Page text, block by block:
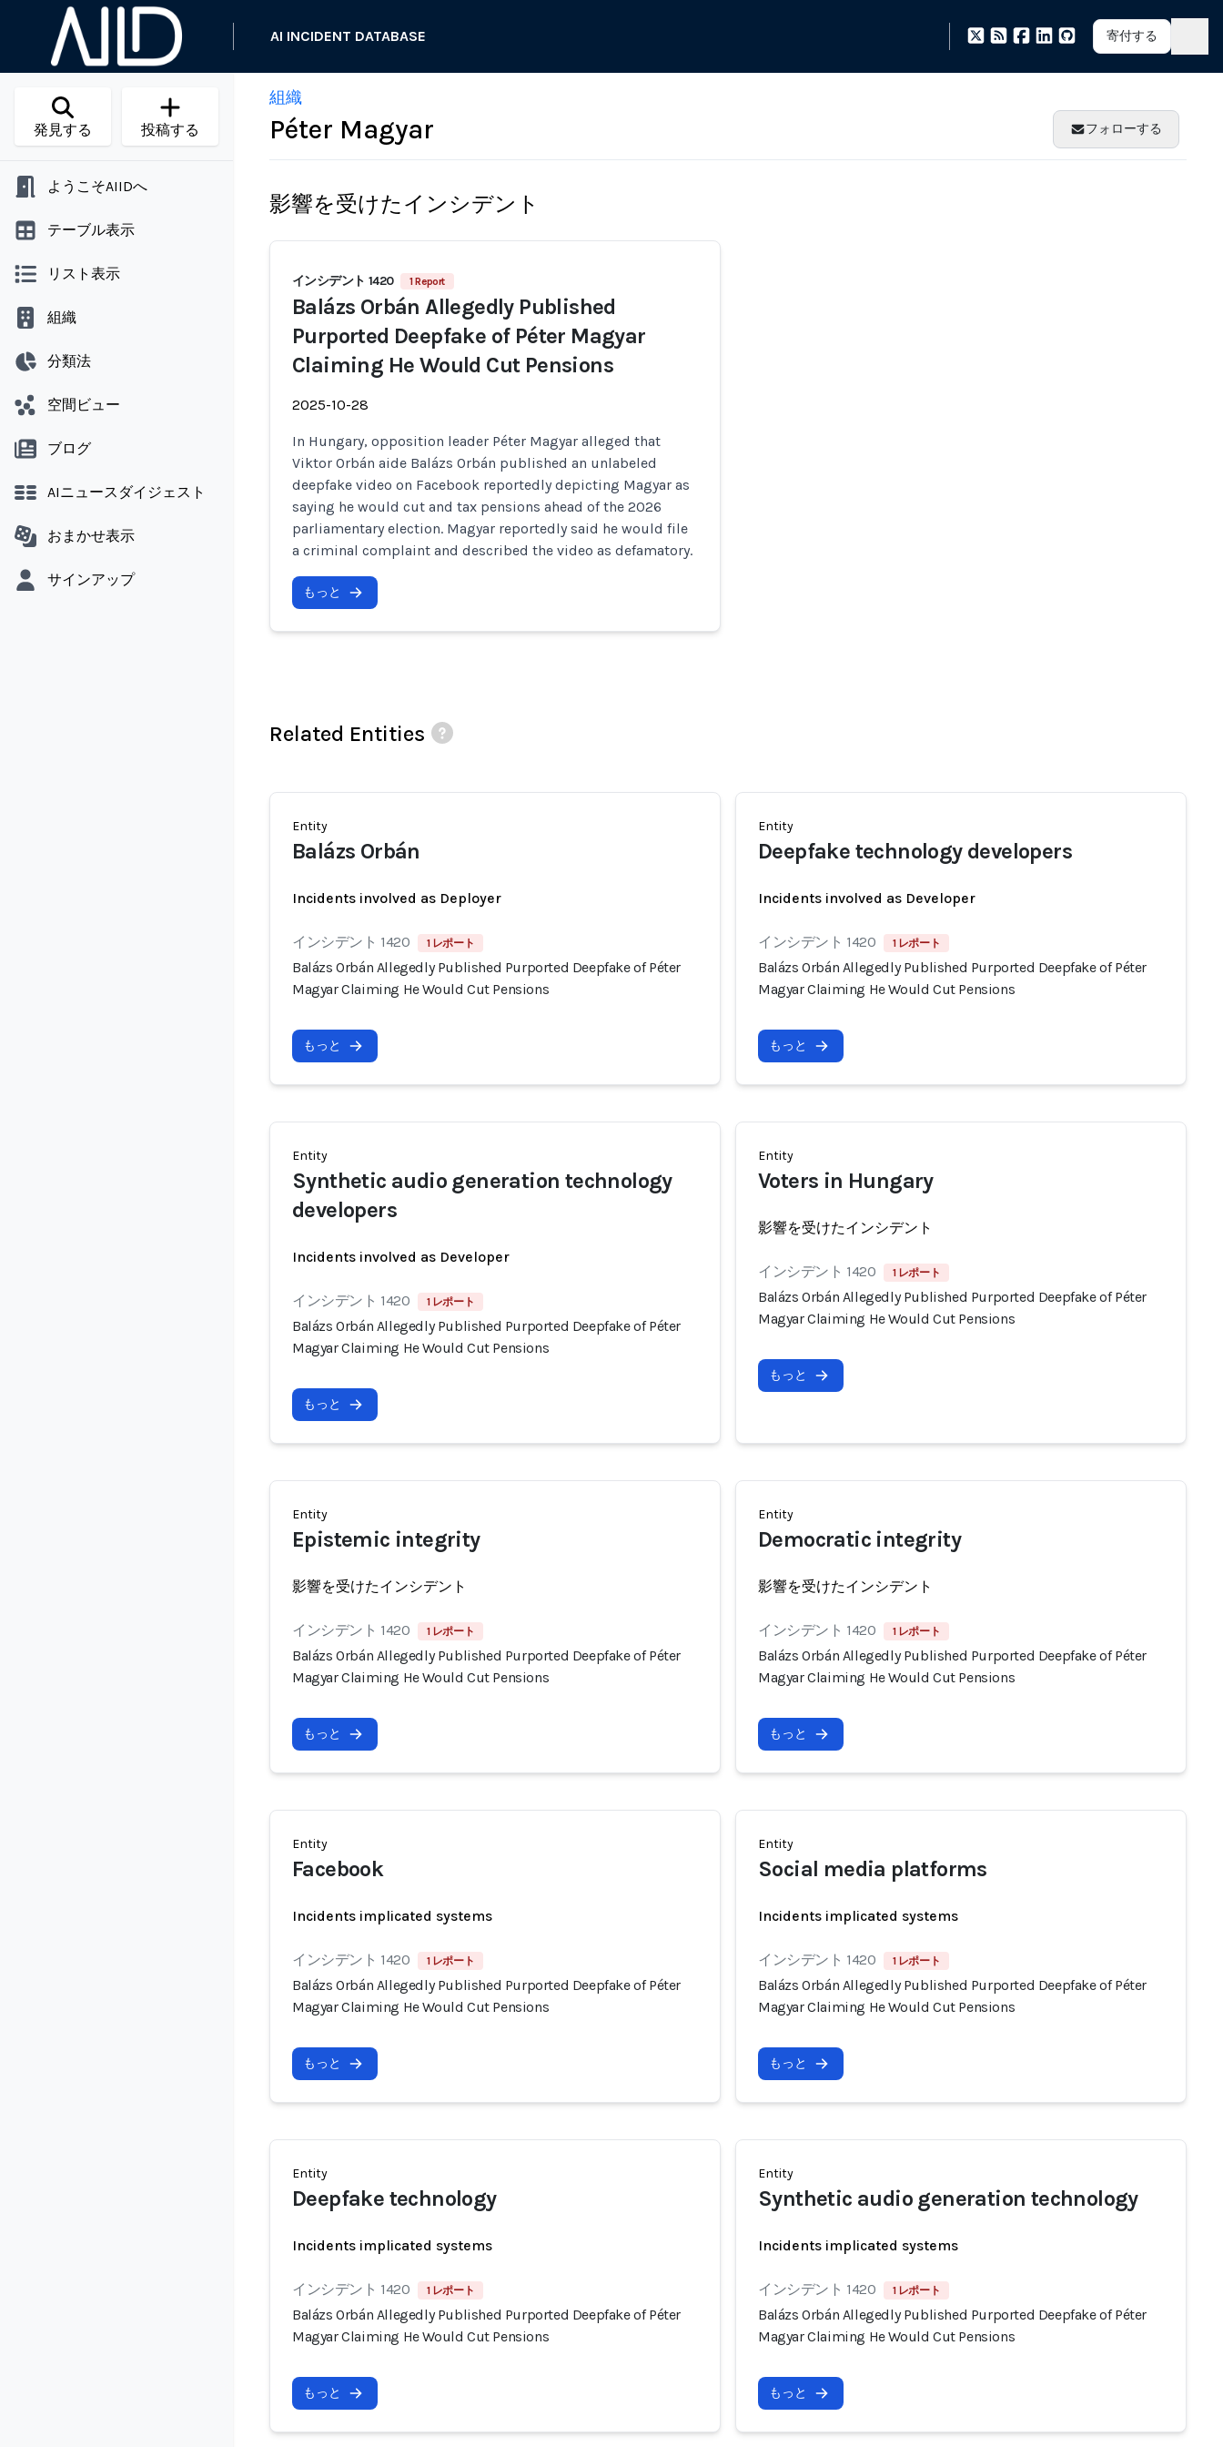
AI INCIDENT DATABASE 寄付する
発見する 投稿する
ようこそAIIDへ
テーブル表示
リスト表示
組織
分類法
空間ビュー
ブログ
AIニュースダイジェスト
おまかせ表示
サインアップ
組織
Péter Magyar フォローする
影響を受けたインシデント
インシデント 1420 1 Report
Balázs Orbán Allegedly Published
Purported Deepfake of Péter Magyar
Claiming He Would Cut Pensions
2025-10-28
In Hungary, opposition leader Péter Magyar alleged that
Viktor Orbán aide Balázs Orbán published an unlabeled
deepfake video on Facebook reportedly depicting Magyar as
saying he would cut and tax pensions ahead of the 2026
parliamentary election. Magyar reportedly said he would file
a criminal complaint and described the video as defamatory.
もっと
Related Entities
Entity
Balázs Orbán
Incidents involved as Deployer
インシデント 1420 1 レポート
Balázs Orbán Allegedly Published Purported Deepfake of Péter
Magyar Claiming He Would Cut Pensions
もっと
Entity
Deepfake technology developers
Incidents involved as Developer
インシデント 1420 1 レポート
Balázs Orbán Allegedly Published Purported Deepfake of Péter
Magyar Claiming He Would Cut Pensions
もっと
Entity
Synthetic audio generation technology
developers
Incidents involved as Developer
インシデント 1420 1 レポート
Balázs Orbán Allegedly Published Purported Deepfake of Péter
Magyar Claiming He Would Cut Pensions
もっと
Entity
Voters in Hungary
影響を受けたインシデント
インシデント 1420 1 レポート
Balázs Orbán Allegedly Published Purported Deepfake of Péter
Magyar Claiming He Would Cut Pensions
もっと
Entity
Epistemic integrity
影響を受けたインシデント
インシデント 1420 1 レポート
Balázs Orbán Allegedly Published Purported Deepfake of Péter
Magyar Claiming He Would Cut Pensions
もっと
Entity
Democratic integrity
影響を受けたインシデント
インシデント 1420 1 レポート
Balázs Orbán Allegedly Published Purported Deepfake of Péter
Magyar Claiming He Would Cut Pensions
もっと
Entity
Facebook
Incidents implicated systems
インシデント 1420 1 レポート
Balázs Orbán Allegedly Published Purported Deepfake of Péter
Magyar Claiming He Would Cut Pensions
もっと
Entity
Social media platforms
Incidents implicated systems
インシデント 1420 1 レポート
Balázs Orbán Allegedly Published Purported Deepfake of Péter
Magyar Claiming He Would Cut Pensions
もっと
Entity
Deepfake technology
Incidents implicated systems
インシデント 1420 1 レポート
Balázs Orbán Allegedly Published Purported Deepfake of Péter
Magyar Claiming He Would Cut Pensions
もっと
Entity
Synthetic audio generation technology
Incidents implicated systems
インシデント 1420 1 レポート
Balázs Orbán Allegedly Published Purported Deepfake of Péter
Magyar Claiming He Would Cut Pensions
もっと